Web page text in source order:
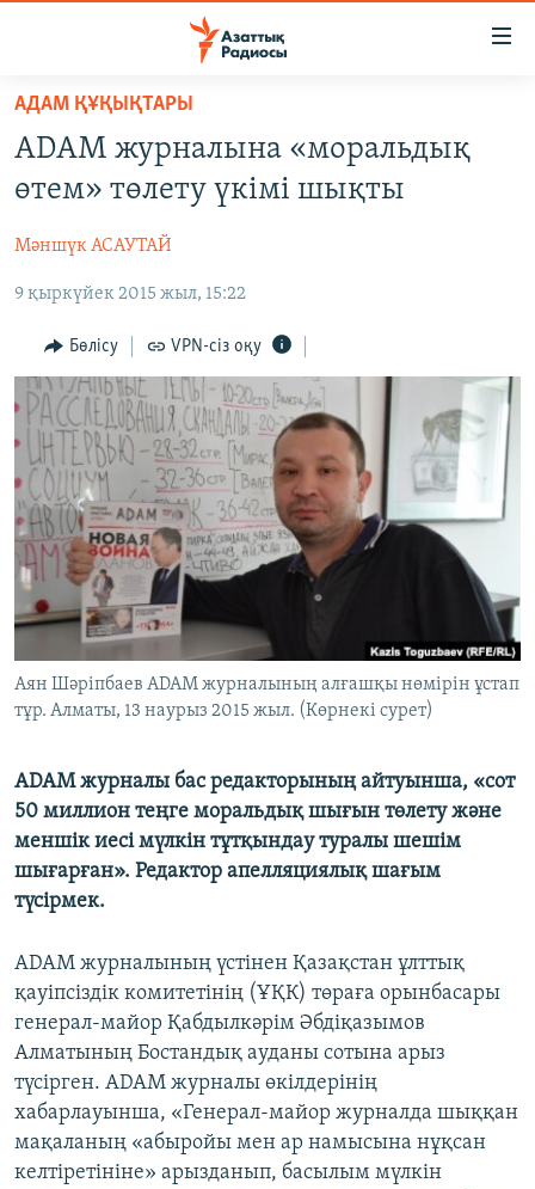
Skip
main
content
to
Navigation
Search
ҚАҢТАР ОҚИҒАСЫ
АДАМ ҚҰҚЫҚТАРЫ
ӘЛЕУМЕТ
ӘЛЕМ
АРНАЙЫ ЖОБАЛАР
Русский
ЖАЗЫЛЫҢЫЗ
Басқа тілдерде
АДАМ ҚҰҚЫҚТАРЫ
ADAM журналына «моральдық
өтем» төлету үкімі шықты
Мәншүк АСАУТАЙ
9 қыркүйек 2015 жыл, 15:22
Бөлісу VPN-сіз оқу
Аян Шәріпбаев ADAM журналының алғашқы нөмірін ұстап
тұр. Алматы, 13 наурыз 2015 жыл. (Көрнекі сурет)
ADAM журналы бас редакторының айтуынша, «сот
50 миллион теңге моральдық шығын төлету және
меншік иесі мүлкін тұтқындау туралы шешім
шығарған». Редактор апелляциялық шағым
түсірмек.
ADAM журналының үстінен Қазақстан ұлттық
қауіпсіздік комитетінің (ҰҚК) төраға орынбасары
генерал-майор Қабдылкәрім Әбдіқазымов
Алматының Бостандық ауданы сотына арыз
түсірген. ADAM журналы өкілдерінің
хабарлауынша, «Генерал-майор журналда шыққан
мақаланың «абыройы мен ар намысына нұқсан
келтіретініне» арызданып, басылым мүлкін